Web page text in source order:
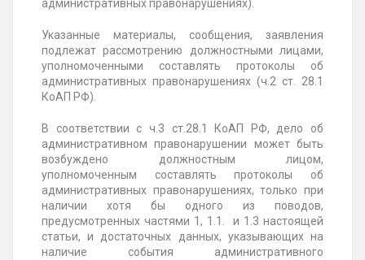
административных правонарушениях).
Указанные материалы, сообщения, заявления
подлежат рассмотрению должностными лицами,
уполномоченными составлять протоколы об
административных правонарушениях (ч.2 ст. 28.1
КоАП РФ).
В соответствии с ч.3 ст.28.1 КоАП РФ, дело об
административном правонарушении может быть
возбуждено должностным лицом,
уполномоченным составлять протоколы об
административных правонарушениях, только при
наличии хотя бы одного из поводов,
предусмотренных частями 1, 1.1. и 1.3 настоящей
статьи, и достаточных данных, указывающих на
наличие события административного